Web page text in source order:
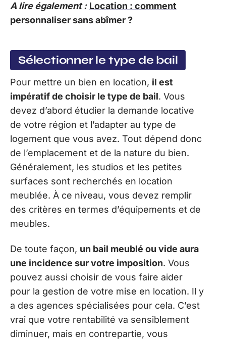
A lire également : Location : comment
personnaliser sans abîmer ?
Sélectionner le type de bail
Pour mettre un bien en location, il est
impératif de choisir le type de bail. Vous
devez d’abord étudier la demande locative
de votre région et l’adapter au type de
logement que vous avez. Tout dépend donc
de l’emplacement et de la nature du bien.
Généralement, les studios et les petites
surfaces sont recherchés en location
meublée. À ce niveau, vous devez remplir
des critères en termes d’équipements et de
meubles.
De toute façon, un bail meublé ou vide aura
une incidence sur votre imposition. Vous
pouvez aussi choisir de vous faire aider
pour la gestion de votre mise en location. Il y
a des agences spécialisées pour cela. C’est
vrai que votre rentabilité va sensiblement
diminuer, mais en contrepartie, vous